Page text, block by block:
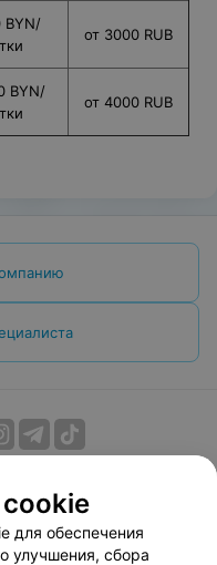
BYN/
от 3000 RUB
BYN/
от 4000 RUB
Способы оплаты
сервиса
для обеспечения
улучшения, сбора